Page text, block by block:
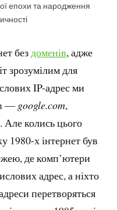
епохи та народження
бездоменів, адже
зрозумілим для
IP-адрес ми
— google.com,
. Але колись цього
1980-х інтернет був
де комп’ютери
адрес, а ніхто
перетворяться